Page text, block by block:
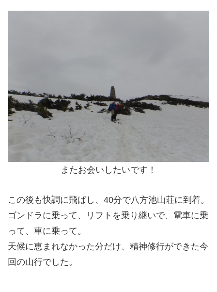
またお会いしたいです！
この後も快調に飛ばし、40分で八方池山荘に到着。
ゴンドラに乗って、リフトを乗り継いで、電車に乗
って、車に乗って。
天候に恵まれなかった分だけ、精神修行ができた今
回の山行でした。